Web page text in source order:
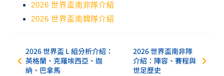
2026 世界盃南非隊介紹
2026 世界盃南韓隊介紹
2026 世界盃 L 組分析介紹：
英格蘭、克羅埃西亞、迦
納、巴拿馬
2026 世界盃南非隊
介紹：陣容、賽程與
世足歷史